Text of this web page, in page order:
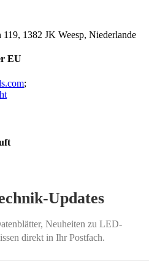
1382 JK Weesp, Niederlande
EU
;
Updates
Neuheiten zu LED-
direkt in Ihr Postfach.